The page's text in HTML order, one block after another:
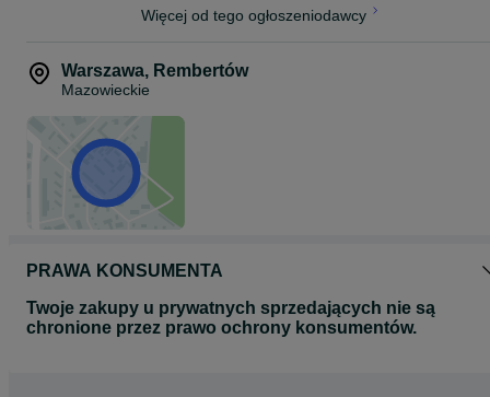
Więcej od tego ogłoszeniodawcy
Warszawa, Rembertów
Mazowieckie
PRAWA KONSUMENTA
Twoje zakupy u prywatnych sprzedających nie są
chronione przez prawo ochrony konsumentów.